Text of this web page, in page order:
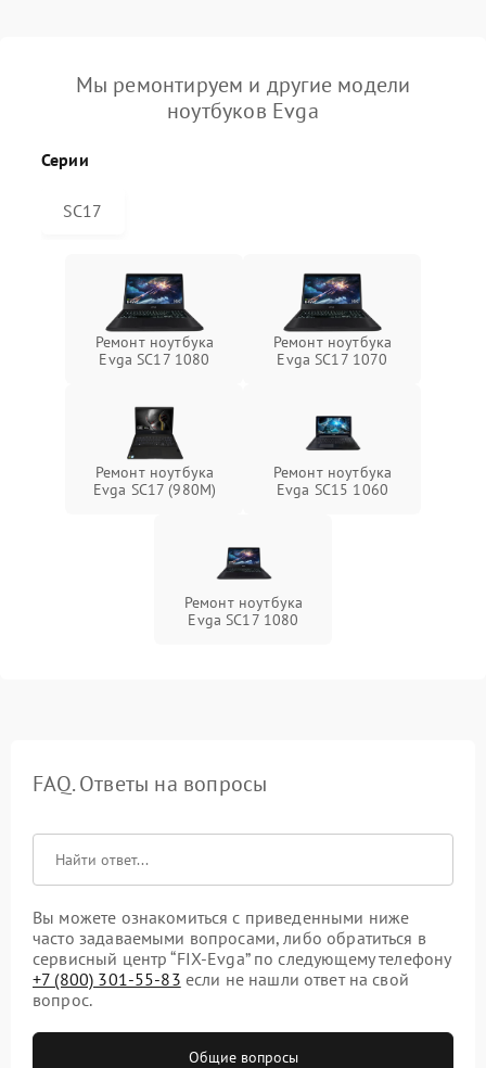
Мы ремонтируем и другие модели
ноутбуков Evga
Серии
SC17
Ремонт ноутбука
Evga SC17 1080
Ремонт ноутбука
Evga SC17 1070
Ремонт ноутбука
Evga SC17 (980M)
Ремонт ноутбука
Evga SC15 1060
Ремонт ноутбука
Evga SC17 1080
FAQ. Ответы на вопросы
Вы можете ознакомиться с приведенными ниже
часто задаваемыми вопросами, либо обратиться в
сервисный центр “FIX-Evga” по следующему телефону
+7 (800) 301-55-83 если не нашли ответ на свой
вопрос.
Общие вопросы